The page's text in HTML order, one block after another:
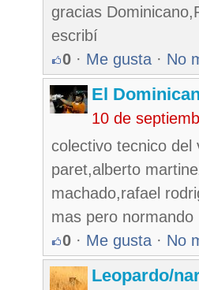
gracias
escribí
0 · Me gusta · No
El
10 de
colectivo tecnico
paret,alberto
machado,rafael
mas pero
0 · Me gusta · No
Leopardo/